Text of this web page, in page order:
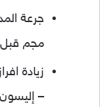
مجم قبل
زيادة